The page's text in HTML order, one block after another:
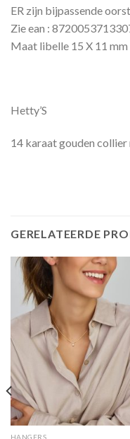
ER zijn bijpassende
Zie ean :
Maat libelle 15 X 11 mm
Hetty’S
14 karaat gouden collier
GERELATEERDE
HANGERS